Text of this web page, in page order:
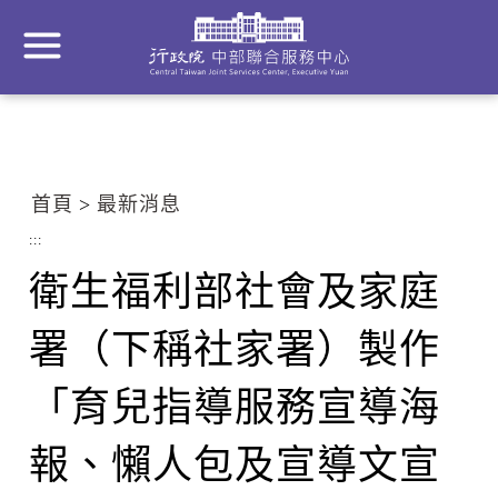
主
Center
block
首頁 最新消息
:::
衛生福利部社會及家庭
署（下稱社家署）製作
「育兒指導服務宣導海
報、懶人包及宣導文宣